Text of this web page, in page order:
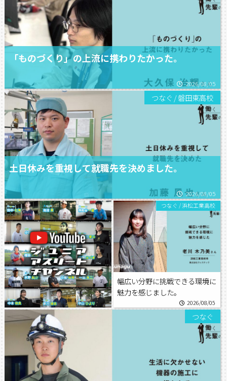
「ものづくり」の上流に携わりたかった。
2026/08/05
つなぐ /磐田東高校
土日休みを重視して就職先を決めました。
2026/08/05
つなぐ /浜松工業高校
幅広い分野に挑戦できる環境に
魅力を感じました。
2026/08/05
つなぐ